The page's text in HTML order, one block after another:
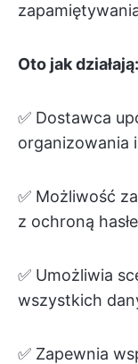
Oto jak działają:
✅ Dostawca
organizowania
✅ Możliwość
z ochroną
✅ Umożliwia
wszystkich
✅ Zapewnia